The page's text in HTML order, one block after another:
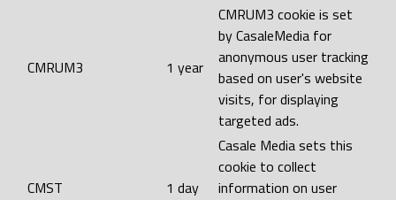
CMRUM3 1 year
CMRUM3 cookie is set
by CasaleMedia for
anonymous user tracking
based on user's website
visits, for displaying
targeted ads.
CMST 1 day
Casale Media sets this
cookie to collect
information on user